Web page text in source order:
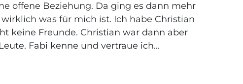
offene Beziehung. Da ging es dann mehr
was für mich ist. Ich habe Christian
keine Freunde. Christian war dann aber
Fabi kenne und vertraue ich...